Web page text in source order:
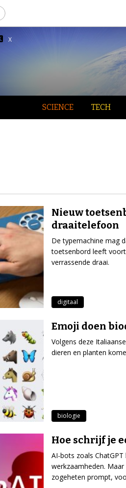
X
SCIENCE TECH
Nieuw
draaitelefoon
De typemachine mag
toetsenbord leeft
verrassende draai.
digitaal
Emoji doen
Volgens deze
dieren en planten
biologie
Hoe schrijf je
AI-bots zoals
werkzaamheden.
zogeheten prompt,